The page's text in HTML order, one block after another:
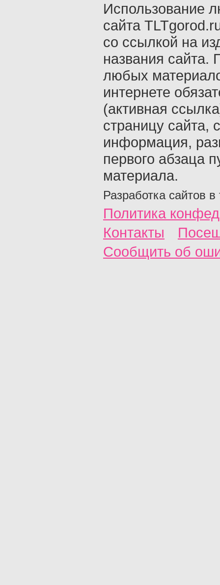
Использование
сайта
со ссылкой на
названия сайта.
любых
интернете
(активная
страницу сайта,
информация,
первого абзаца
материала.
Разработка сайтов в
Политика
Контакты
Сообщить об